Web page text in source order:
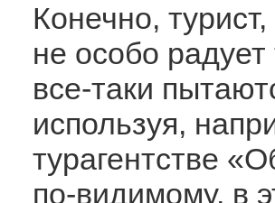
Конечно,
не особо
все-таки
используя,
турагентстве
по-видимому, в